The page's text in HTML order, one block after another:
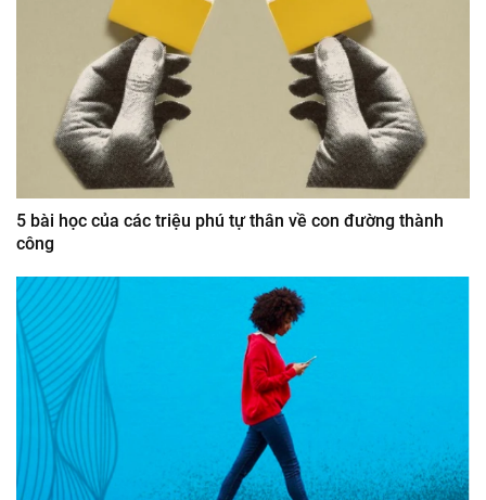
5 bài học của các triệu phú tự thân về con đường thành
công